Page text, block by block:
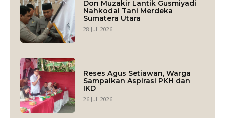
Don Muzakir Lantik Gusmiyadi
Nahkodai Tani Merdeka
Sumatera Utara
28 Juli 2026
Reses Agus Setiawan, Warga
Sampaikan Aspirasi PKH dan
IKD
26 Juli 2026